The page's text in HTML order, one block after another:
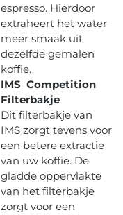
espresso. Hierdoor
extraheert het water
meer smaak uit
dezelfde gemalen
koffie.
IMS Competition
Filterbakje
Dit filterbakje van
IMS zorgt tevens voor
een betere extractie
van uw koffie. De
gladde oppervlakte
van het filterbakje
zorgt voor een